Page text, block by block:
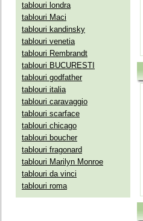
tablouri londra
tablouri Maci
tablouri kandinsky
tablouri venetia
tablouri Rembrandt
tablouri BUCURESTI
tablouri godfather
tablouri italia
tablouri caravaggio
tablouri scarface
tablouri chicago
tablouri boucher
tablouri fragonard
tablouri Marilyn Monroe
tablouri da vinci
tablouri roma